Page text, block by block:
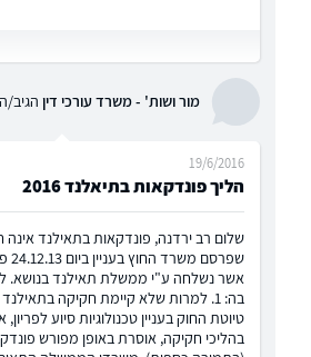
מור ושות' - משרד עורכי דין הגיב/
הליך פונדקאות בתיאלנד 2016
19/6/2016
שלום רב ירדנה, פונדקאות בתאילנד
אשר נשלחה ע"י ממשלת תאילנד בנושא.
בה: 1. למרות שלא קיימת חקיקה
טיוטת החוק בעניין טכנולוגיות סיוע
בהליכי חקיקה, אוסרת באופן מפורש